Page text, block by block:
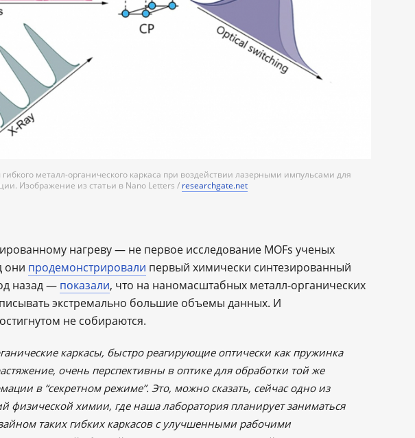
металл-органического каркаса при воздействии лазерными импульсами для
Изображение из статьи в Nano Letters / researchgate.net
нагреву — не первое исследование MOFs ученых
они продемонстрировали первый химически синтезированный
назад — показали, что на наномасштабных металл-органических
экстремально большие объемы данных. И
не собираются.
каркасы, быстро реагирующие оптически как пружинка
очень перспективны в оптике для обработки той же
в “секретном режиме”. Это, можно сказать, сейчас одно из
физической химии, где наша лаборатория планирует заниматься
таких гибких каркасов с улучшенными рабочими